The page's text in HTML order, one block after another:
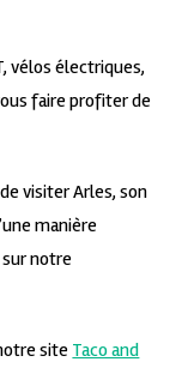
vélos électriques,
faire profiter de
visiter Arles, son
manière
notre
site Taco and